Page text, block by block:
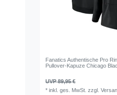
Fanatics Authentische Pro
Pullover-Kapuze Chicago
UVP 89,95 €
*inkl. ges. MwSt. zzgl.